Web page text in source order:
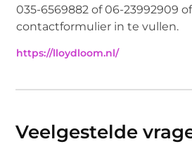
035-6569882 of 06-23992909
contactformulier in te vullen.
https://lloydloom.nl/
Veelgestelde